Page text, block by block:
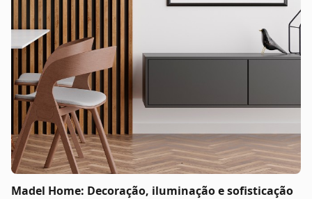
Madel Home: Decoração, iluminação e sofisticação